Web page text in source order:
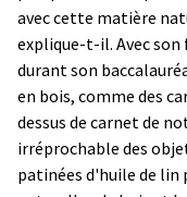
avec cette matière
explique-t-il. Avec son
durant son
en bois, comme des
dessus de carnet de
irréprochable des
patinées d'huile de lin